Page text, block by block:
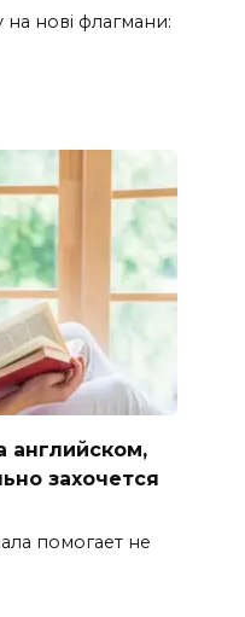
нові флагмани:
английском,
захочется
помогает не